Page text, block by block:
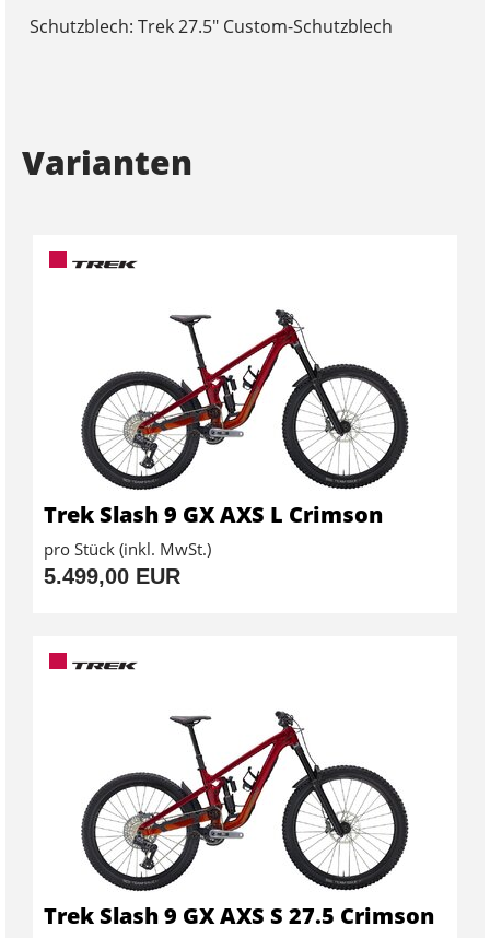
Schutzblech: Trek 27.5" Custom-Schutzblech
Varianten
Trek Slash 9 GX AXS L Crimson
pro Stück (inkl. MwSt.)
5.499,00 EUR
Trek Slash 9 GX AXS S 27.5 Crimson